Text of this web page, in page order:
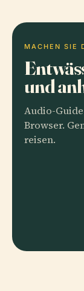
MACHEN SIE
und
Audio-
Browser.
reisen.